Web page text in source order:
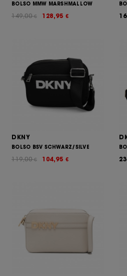
BOLSO MMW MARSHMALLOW
128,95 €
149,00€
DKNY
BOLSO BSV SCHWARZ/SILVE
104,95 €
119,00€